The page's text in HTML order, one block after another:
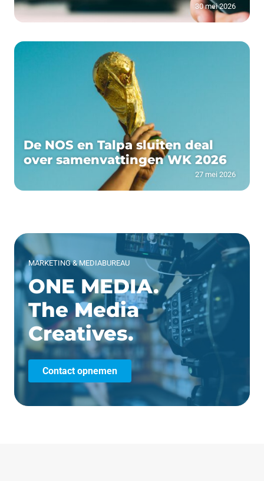
30 mei 2026
De NOS en Talpa sluiten deal
over samenvattingen WK 2026
27 mei 2026
MARKETING & MEDIABUREAU
ONE MEDIA.
The Media
Creatives.
Contact opnemen